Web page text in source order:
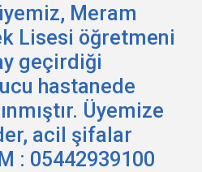
Meram
Lisesi öğretmeni
geçirdiği
hastanede
Üyemize
acil şifalar
: 05442939100